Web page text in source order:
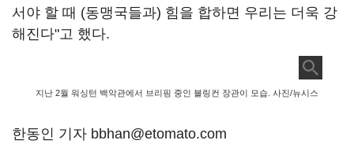
서야 할 때 (동맹국들과) 힘을 합하면 우리는 더욱 강
해진다"고 했다.
지난 2월 워싱턴 백악관에서 브리핑 중인 블링컨 장관이 모습. 사진/뉴시스
한동인 기자 bbhan@etomato.com